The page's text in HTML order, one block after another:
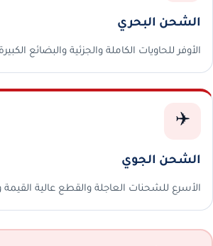
الشحن البحري
الأوفر للحاويات الكاملة والجزئية والبضائع
✈️
الشحن الجوي
الأسرع للشحنات العاجلة والقطع عالية